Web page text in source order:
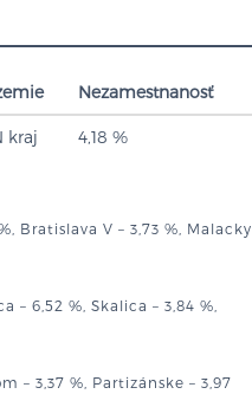
Nezamestnanosť
kraj 4,18 %
Bratislava V – 3,73 %, Malacky
– 6,52 %, Skalica – 3,84 %,
– 3,37 %, Partizánske – 3,97